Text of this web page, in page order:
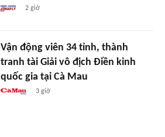
2 giờ
Vận động viên 34 tỉnh, thành
tranh tài Giải vô địch Điền kinh
quốc gia tại Cà Mau
3 giờ